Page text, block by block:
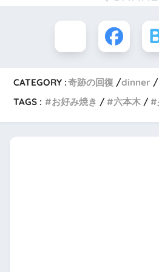
CATEGORY :奇跡の回復 dinner
TAGS :
お好み焼き 六本木